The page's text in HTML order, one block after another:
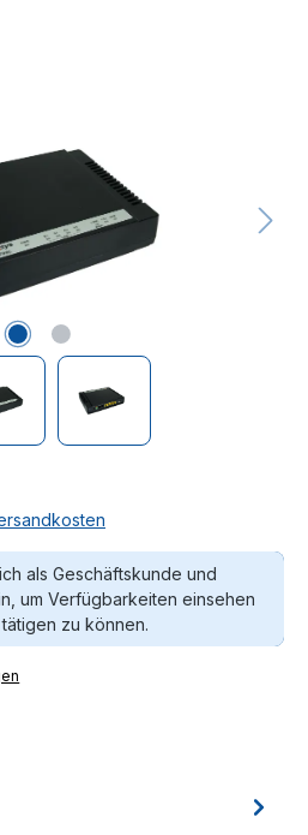
als Geschäftskunde und
um Verfügbarkeiten einsehen
zu können.